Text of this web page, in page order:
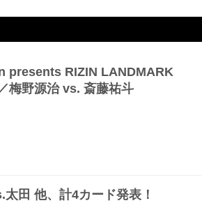
presents RIZIN LANDMARK
梅野源治 vs. 斎藤祐斗
田 他、計4カード発表！